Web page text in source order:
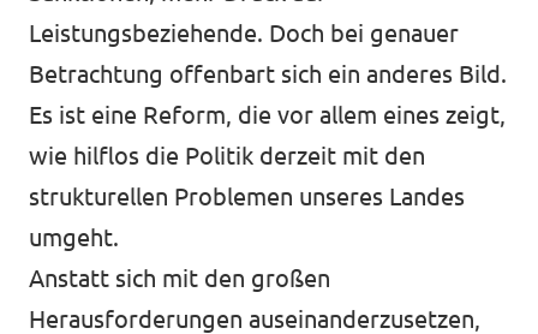
Impressum
Leistungsbeziehende. Doch bei genauer
Betrachtung offenbart sich ein anderes Bild.
Es ist eine Reform, die vor allem eines zeigt,
wie hilflos die Politik derzeit mit den
strukturellen Problemen unseres Landes
umgeht.
Anstatt sich mit den großen
Herausforderungen auseinanderzusetzen,